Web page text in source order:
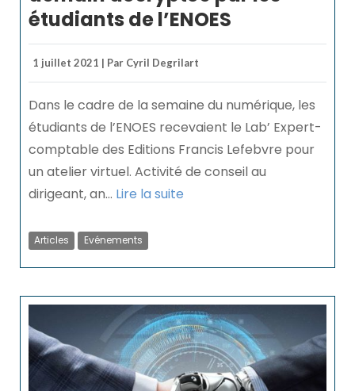
étudiants de l’ENOES
1 juillet 2021 | Par Cyril Degrilart
Dans le cadre de la semaine du numérique, les
étudiants de l’ENOES recevaient le Lab’ Expert-
comptable des Editions Francis Lefebvre pour
un atelier virtuel. Activité de conseil au
dirigeant, an... Lire la suite
Articles Evénements